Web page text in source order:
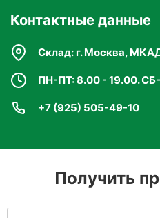
Контактные данные
Склад: г. Москва,
ПН-ПТ: 8.00 - 19.00.
+7 (925) 505-49-10
Получить